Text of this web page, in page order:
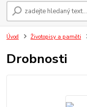
Úvod Životopisy a paměti
Drobnosti